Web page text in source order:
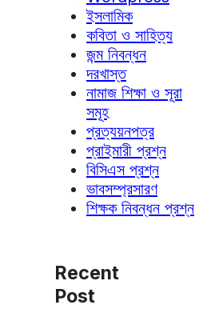
ইসলামিক
কবিতা ও সাহিত্য
জন্ম নিবন্ধন
দরখাস্ত
নামাজ শিক্ষা ও সূরা
সমূহ
প্রত্যয়নপত্র
প্রাইমারী প্রশ্ন
বিসিএস প্রশ্ন
ভাবসম্প্রসারণ
শিক্ষক নিবন্ধন প্রশ্ন
Recent
Post